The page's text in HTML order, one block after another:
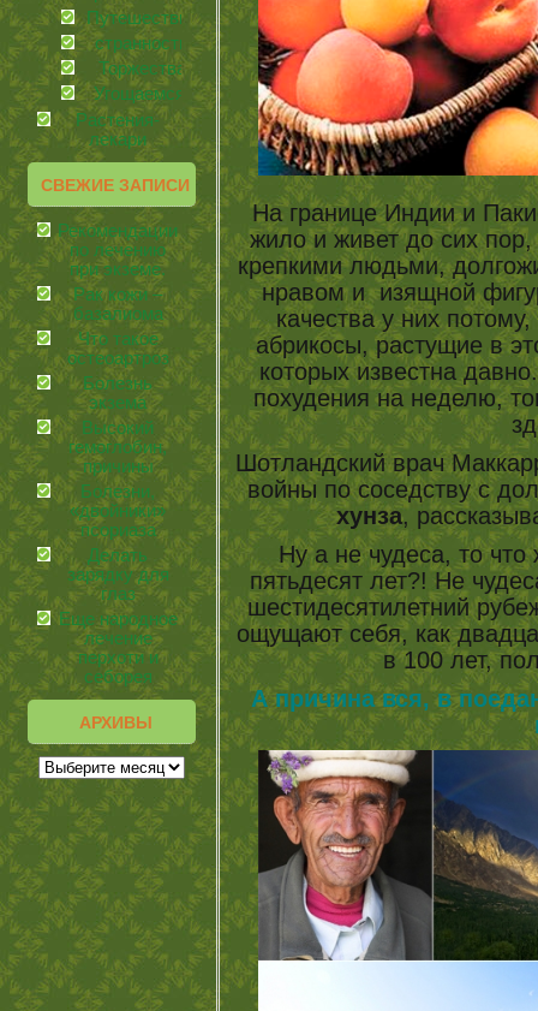
Путешествия
странности
Торжества
Угощаемся!
Растения-
лекари
СВЕЖИЕ ЗАПИСИ
Рекомендации
по лечению
при экземе.
Рак кожи –
базалиома
Что такое
остеоартроз
Болезнь
экзема
Высокий
гемоглобин,
причины
Болезни,
«двойники»
псориаза
Делать
зарядку для
глаз
Еще народное
лечение
перхоти и
себорея
АРХИВЫ
На границе Индии и
жило и живет до сих
крепкими людьми,
нравом и изящной
качества у них
абрикосы, растущие в
которых известна
похудения на неделю,
Шотландский врач
войны по соседству с
хунза,
Ну а не чудеса, то
пятьдесят лет?! Не
шестидесятилетний
ощущают себя, как
в 100 лет,
А причина вся, в